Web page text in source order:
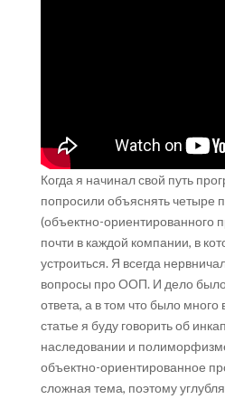
Когда я начинал свой путь
попросили объяснять четыре
(объектно-ориентированного
почти в каждой компании, в
устроиться. Я всегда
вопросы про ООП. И дело было
ответа, а в том что было много
статье я буду говорить об
наследовании и
объектно-ориентированное
сложная тема, поэтому